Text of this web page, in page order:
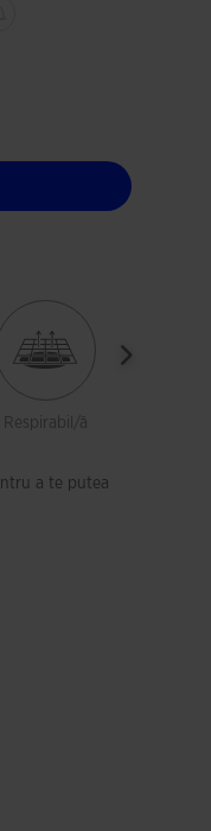
Respirabil/ă
a te putea